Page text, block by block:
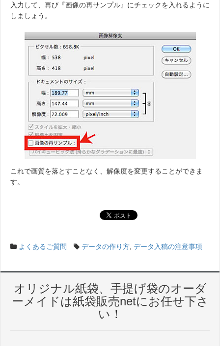
入力して、再び『画像の再サンプル』にチェックを入れるように
しましょう。
これで画質を落とすことなく、解像度を変更することができま
す。
よくあるご質問 データの作り方 データ入稿の注意事項
オリジナル紙袋、手提げ袋のオーダ
ーメイドは紙袋販売netにお任せ下さ
い！